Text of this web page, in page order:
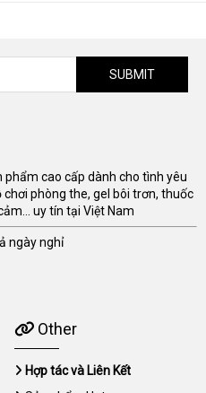
SUBMIT
cao cấp dành cho tình yêu
phòng the, gel bôi trơn, thuốc
uy tín tại Việt Nam
ngày nghỉ
Other
Hợp tác và Liên Kết